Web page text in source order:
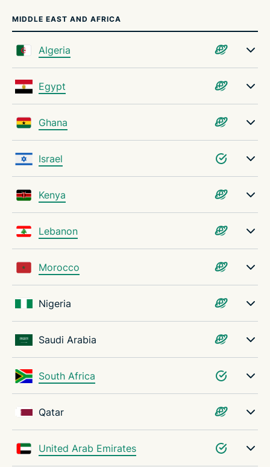
MIDDLE EAST AND AFRICA
Algeria
Egypt
Ghana
Israel
Kenya
Lebanon
Morocco
Nigeria
Saudi Arabia
South Africa
Qatar
United Arab Emirates